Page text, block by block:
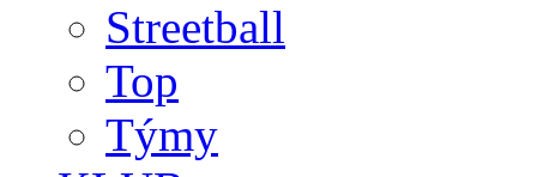
Streetball
Top
Týmy